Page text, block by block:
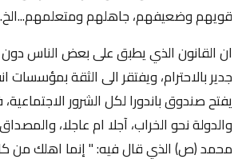
قويهم وضعيفهم، جاهلهم ومتعلمهم...الخ.
ان القانون الذي يطبق على بعض الناس دون
جدير بالاحترام، ويفتقر الى الثقة بمؤسسات
يفتح صندوق باندورا لكل الشرور
والدولة نحو الخراب، آجلا ام عاجلا،
محمد (ص) الذي قال فيه: " إنما اهلك من